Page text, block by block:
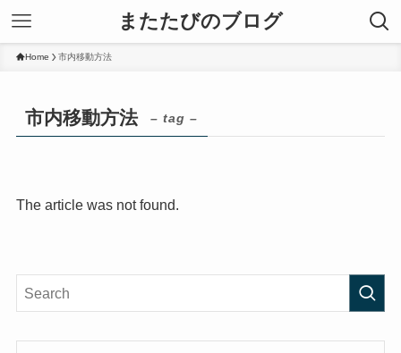
またたびのブログ
Home 市内移動方法
市内移動方法 – tag –
The article was not found.